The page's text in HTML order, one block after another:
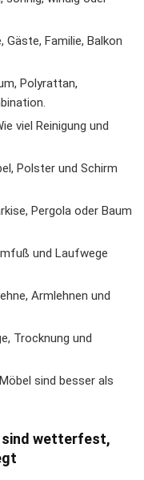
Gäste, Familie, Balkon
Polyrattan,
viel Reinigung und
Polster und Schirm
Pergola oder Baum
und Laufwege
Armlehnen und
Trocknung und
sind besser als
sind wetterfest,